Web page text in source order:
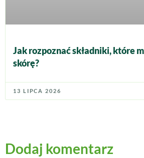
Jak rozpoznać składniki, które
skórę?
13 LIPCA 2026
Dodaj komentarz